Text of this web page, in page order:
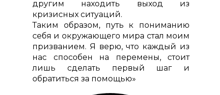
другим находить выход из
кризисных ситуаций.
Таким образом, путь к пониманию
себя и окружающего мира стал моим
призванием. Я верю, что каждый из
нас способен на перемены, стоит
лишь сделать первый шаг и
обратиться за помощью»